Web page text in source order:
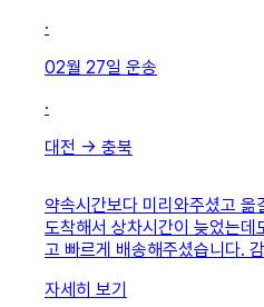
·
02월 27일 운송
·
대전 → 충북
약속시간보다 미리와주셨고 옮
도착해서 상차시간이 늦었는
고 빠르게 배송해주셨습니다.
자세히 보기